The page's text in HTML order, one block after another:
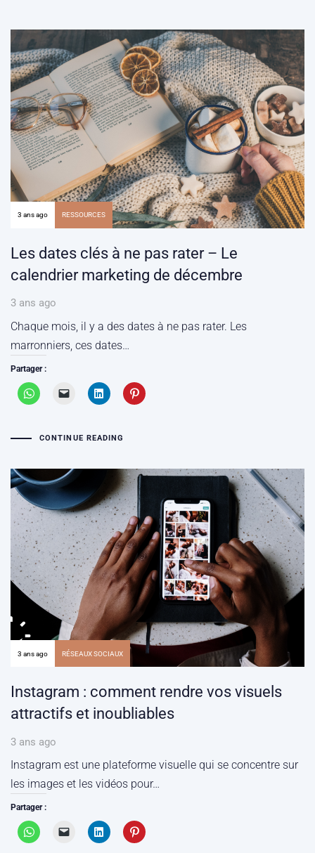
3 ans ago RESSOURCES
Les dates clés à ne pas rater – Le
calendrier marketing de décembre
3 ans ago
Chaque mois, il y a des dates à ne pas rater. Les
marronniers, ces dates…
Partager :
CONTINUE READING
3 ans ago RÉSEAUX SOCIAUX
Instagram : comment rendre vos visuels
attractifs et inoubliables
3 ans ago
Instagram est une plateforme visuelle qui se concentre sur
les images et les vidéos pour…
Partager :